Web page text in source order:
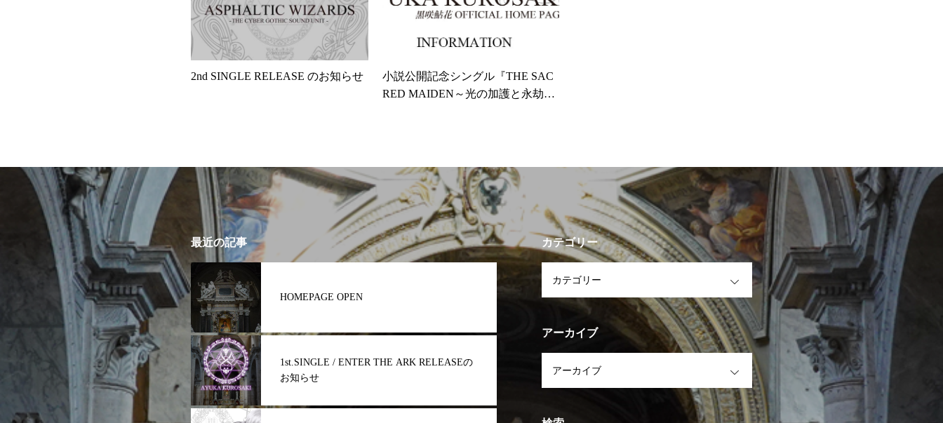
2nd SINGLE RELEASE のお知らせ
小説公開記念シングル『THE SAC
RED MAIDEN～光の加護と永劫の
最近の記事
HOMEPAGE OPEN
1st.SINGLE / ENTER THE ARK RELEASEの
お知らせ
カテゴリー
アーカイブ